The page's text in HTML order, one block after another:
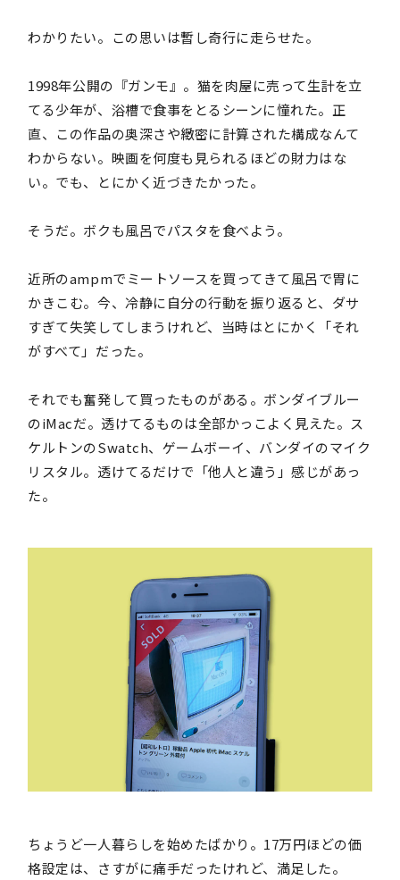
わかりたい。この思いは暫し奇行に走らせた。
1998年公開の『ガンモ』。猫を肉屋に売って生計を立
てる少年が、浴槽で食事をとるシーンに憧れた。正
直、この作品の奥深さや緻密に計算された構成なんて
わからない。映画を何度も見られるほどの財力はな
い。でも、とにかく近づきたかった。
そうだ。ボクも風呂でパスタを食べよう。
近所のampmでミートソースを買ってきて風呂で胃に
かきこむ。今、冷静に自分の行動を振り返ると、ダサ
すぎて失笑してしまうけれど、当時はとにかく「それ
がすべて」だった。
それでも奮発して買ったものがある。ボンダイブルー
のiMacだ。透けてるものは全部かっこよく見えた。ス
ケルトンのSwatch、ゲームボーイ、バンダイのマイク
リスタル。透けてるだけで「他人と違う」感じがあっ
た。
ちょうど一人暮らしを始めたばかり。17万円ほどの価
格設定は、さすがに痛手だったけれど、満足した。